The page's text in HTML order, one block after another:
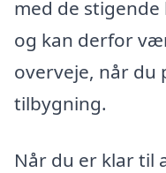
med de
og kan derfor
overveje, når
tilbygning.
Når du er klar til